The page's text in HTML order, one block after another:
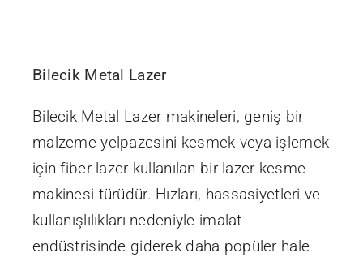
Bilecik Metal Lazer
Bilecik Metal Lazer makineleri, geniş bir
malzeme yelpazesini kesmek veya işlemek
için fiber lazer kullanılan bir lazer kesme
makinesi türüdür. Hızları, hassasiyetleri ve
kullanışlılıkları nedeniyle imalat
endüstrisinde giderek daha popüler hale